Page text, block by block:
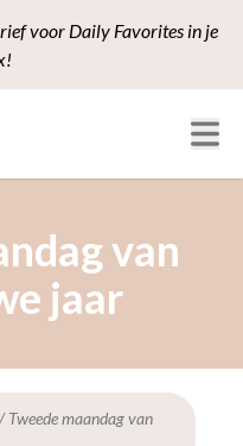
voor Daily Favorites in je
van
jaar
/Tweede maandag van